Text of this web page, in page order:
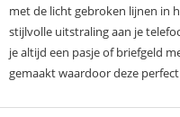
met de licht gebroken lijnen in
stijlvolle uitstraling aan je
je altijd een pasje of briefgeld
gemaakt waardoor deze